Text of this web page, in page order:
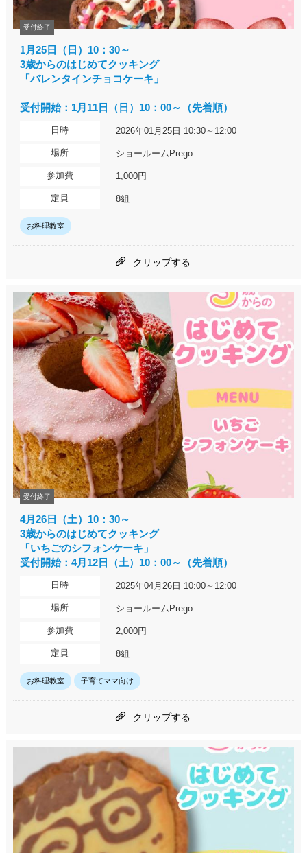
受付終了
1月25日（日）10：30～
3歳からのはじめてクッキング
「バレンタインチョコケーキ」
受付開始：1月11日（日）10：00～（先着順）
日時 2026年01月25日 10:30～12:00
場所 ショールームPrego
参加費 1,000円
定員 8組
お料理教室
クリップする
受付終了
4月26日（土）10：30～
3歳からのはじめてクッキング
「いちごのシフォンケーキ」
受付開始：4月12日（土）10：00～（先着順）
日時 2025年04月26日 10:00～12:00
場所 ショールームPrego
参加費 2,000円
定員 8組
お料理教室 子育てママ向け
クリップする